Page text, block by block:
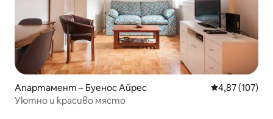
Апартамент – Буенос Айрес Средна
4,87 (107)
Уютно и красиво място